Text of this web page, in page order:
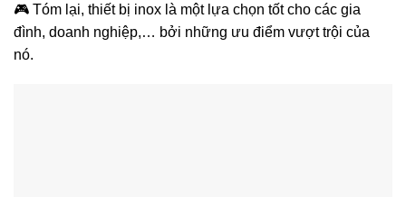
🎮 Tóm lại, thiết bị inox là một lựa chọn tốt cho các gia
đình, doanh nghiệp,… bởi những ưu điểm vượt trội của
nó.